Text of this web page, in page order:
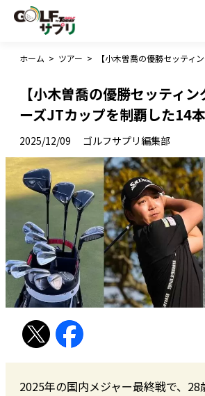
ホーム > ツアー >
【小木曽喬の優勝セッティ
ーズJTカップを制覇した14本
2025/12/09 ゴルフサプリ編集部
2025年の国内メジャー最終戦で、